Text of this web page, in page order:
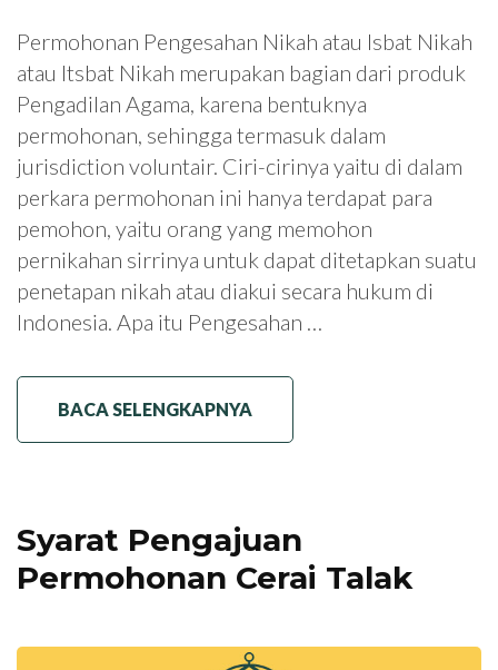
Permohonan Pengesahan Nikah atau Isbat Nikah
atau Itsbat Nikah merupakan bagian dari produk
Pengadilan Agama, karena bentuknya
permohonan, sehingga termasuk dalam
jurisdiction voluntair. Ciri-cirinya yaitu di dalam
perkara permohonan ini hanya terdapat para
pemohon, yaitu orang yang memohon
pernikahan sirrinya untuk dapat ditetapkan suatu
penetapan nikah atau diakui secara hukum di
Indonesia. Apa itu Pengesahan …
BACA SELENGKAPNYA
Syarat Pengajuan
Permohonan Cerai Talak